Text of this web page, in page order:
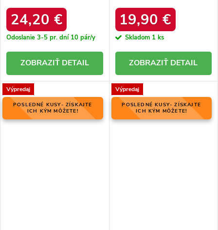
24,20 €
Odoslanie 3-5 pr. dní 10 pár/y
DETAIL
19,90 €
Skladom 1 ks
DETAIL
Výpredaj
POSLEDNÉ KUSY- ZÍSKAJTE
ICH KÝM MÔŽETE!
Výpredaj
POSLEDNÉ KUSY- ZÍSKAJTE
ICH KÝM MÔŽETE!